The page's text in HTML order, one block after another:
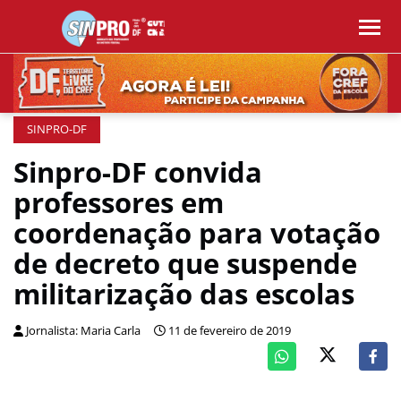
SINPRO-DF
Sinpro-DF convida
professores em
coordenação para votação
de decreto que suspende
militarização das escolas
Jornalista: Maria Carla 11 de fevereiro de 2019